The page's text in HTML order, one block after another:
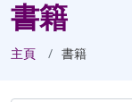
書籍
主頁 書籍